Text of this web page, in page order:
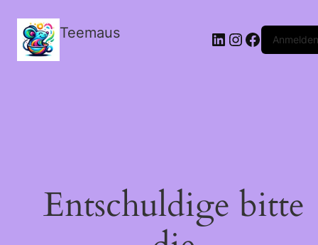
Teemaus LinkedIn
Instagram
FacebookAnmelden
Entschuldige bitte